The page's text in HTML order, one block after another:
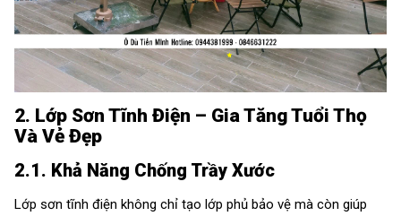
2. Lớp Sơn Tĩnh Điện – Gia Tăng Tuổi Thọ
Và Vẻ Đẹp
2.1. Khả Năng Chống Trầy Xước
Lớp sơn tĩnh điện không chỉ tạo lớp phủ bảo vệ mà còn giúp